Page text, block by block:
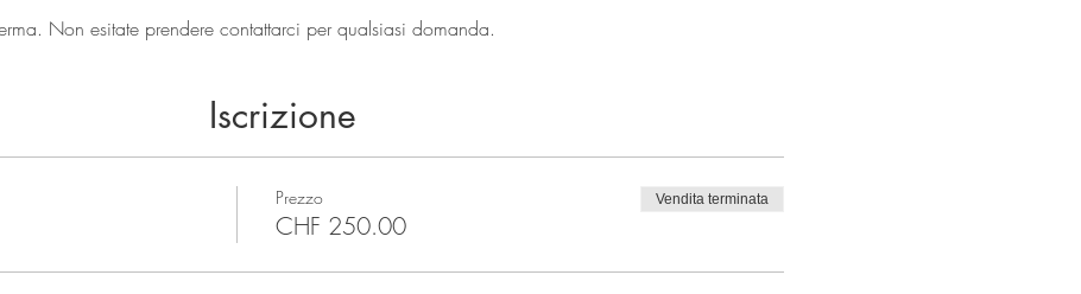
Non esitate prendere contattarci per qualsiasi domanda.
Iscrizione
Prezzo
CHF 250.00
Vendita terminata